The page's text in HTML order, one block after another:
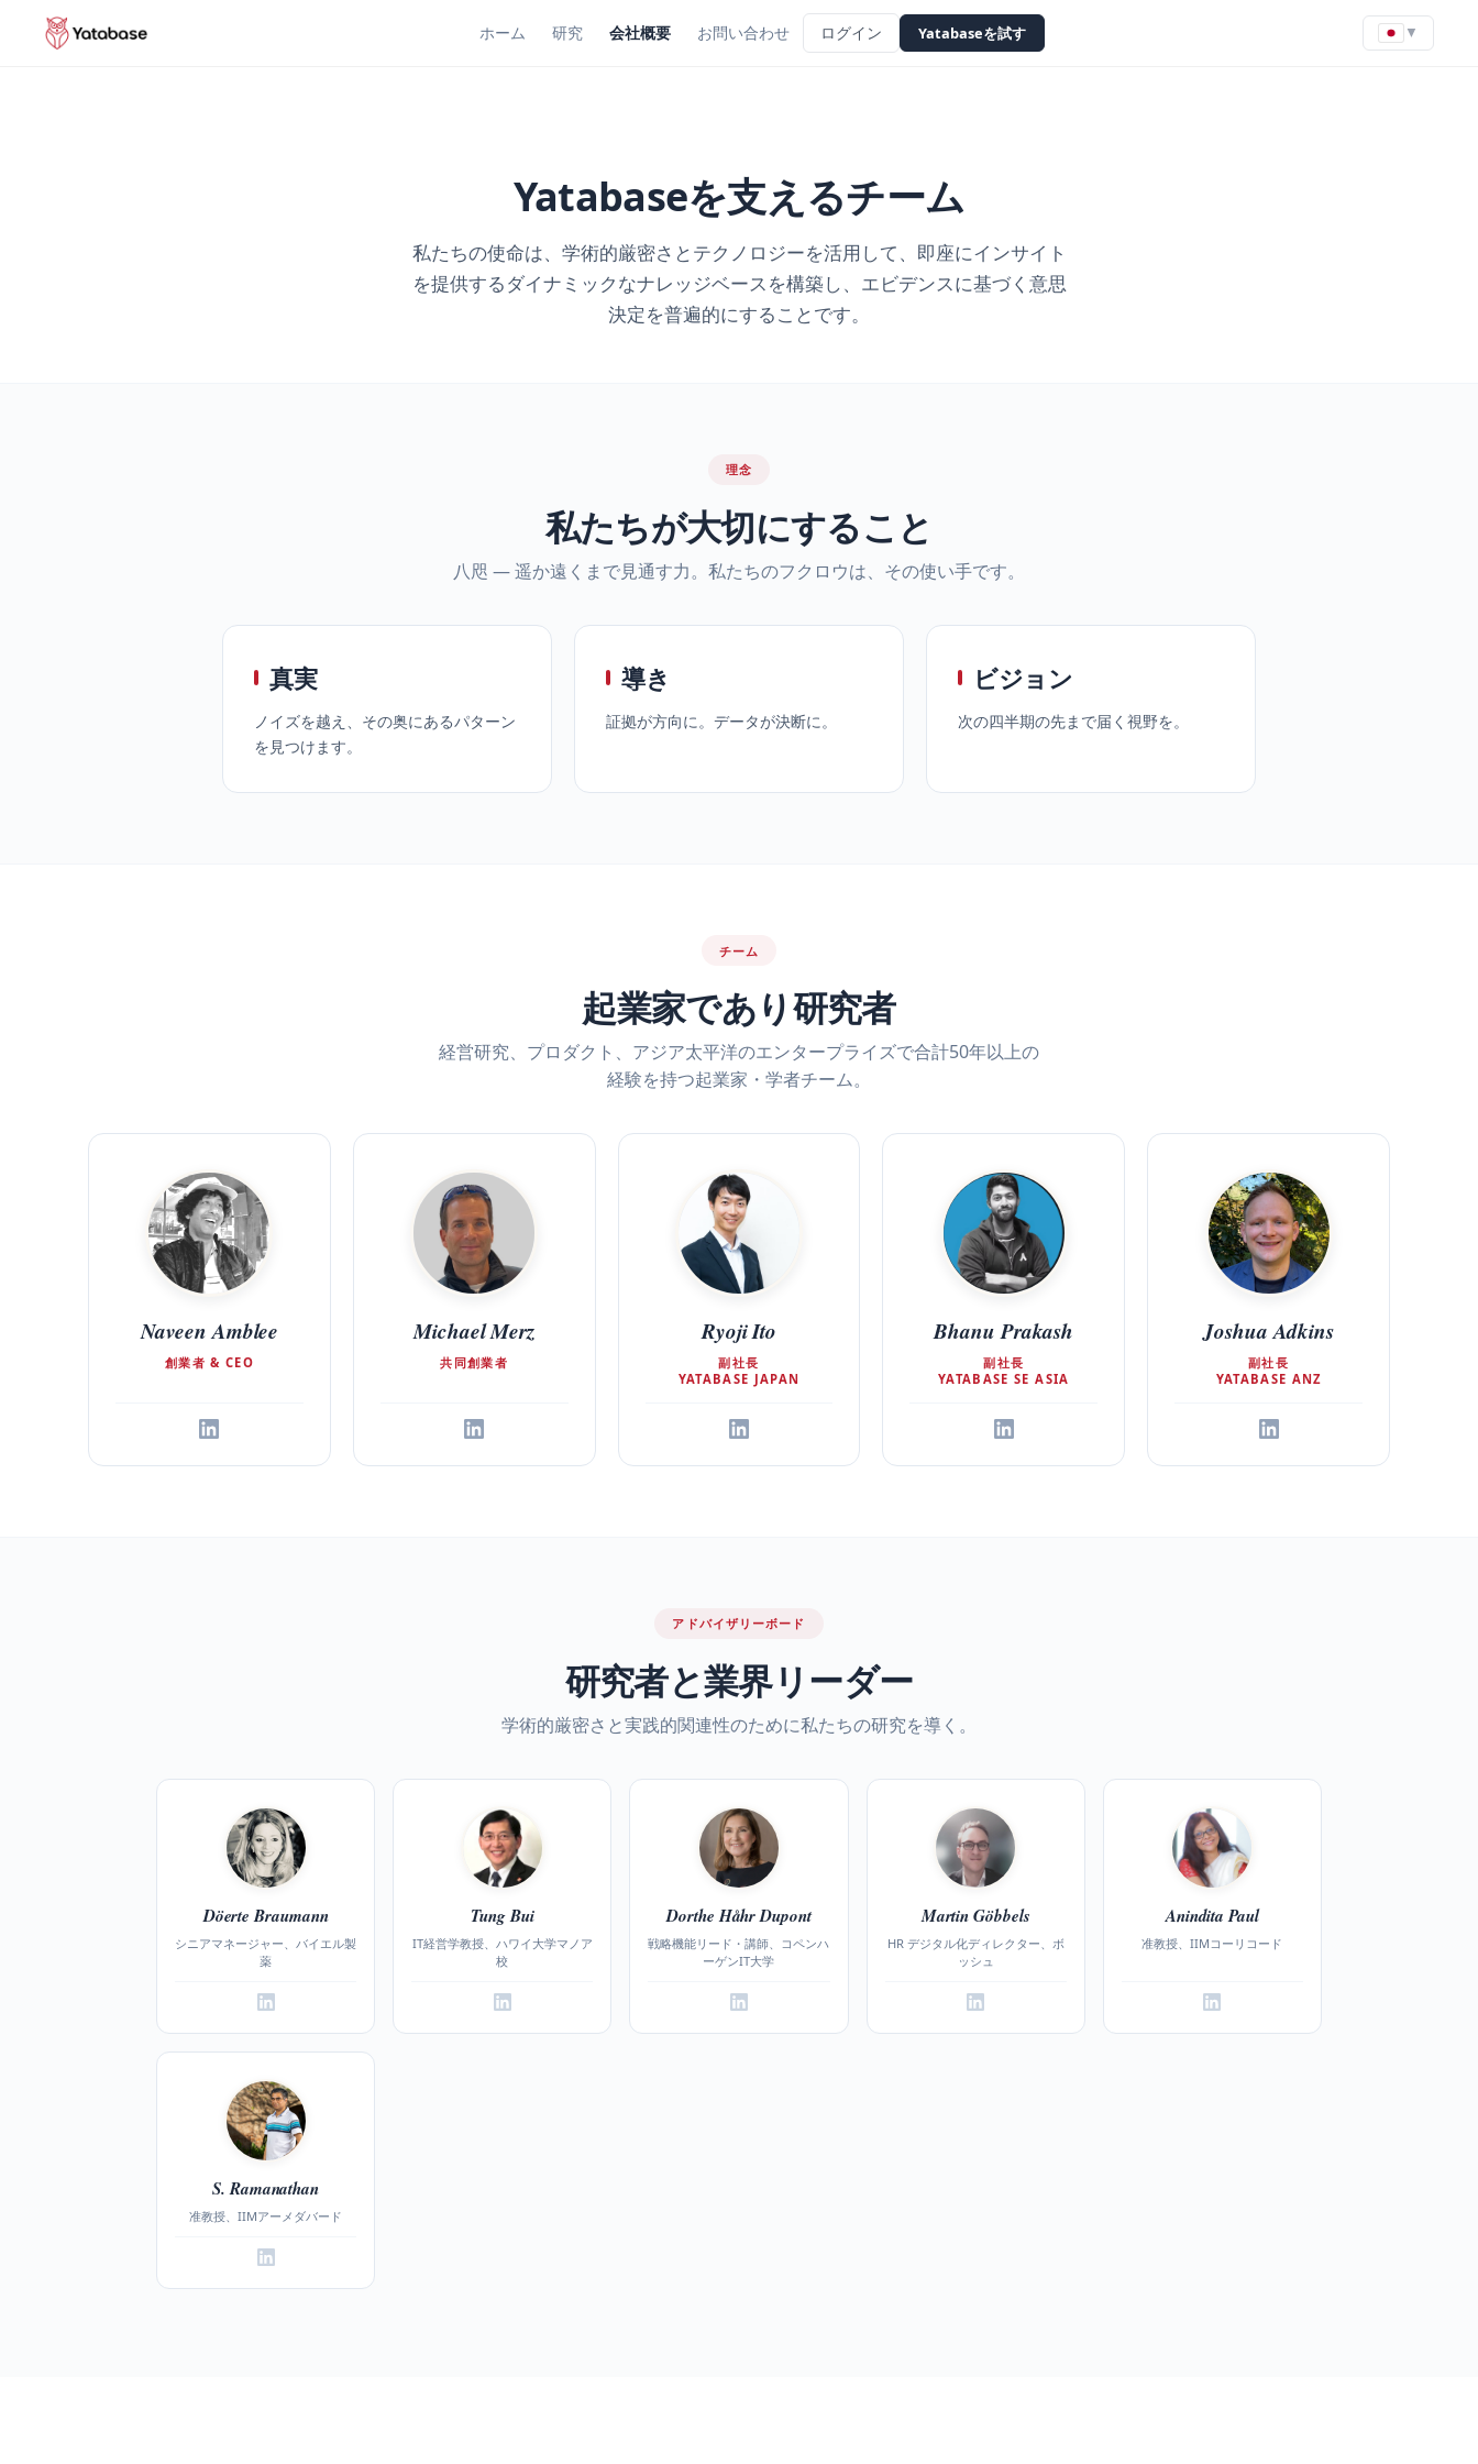
ホーム 研究 会社概要 お問い合わせ ログイン Yatabaseを試す ▼
Yatabaseを支えるチーム
私たちの使命は、学術的厳密さとテクノロジーを活用して、即座にインサイト
を提供するダイナミックなナレッジベースを構築し、エビデンスに基づく意思
決定を普遍的にすることです。
理念
私たちが大切にすること
八咫 — 遥か遠くまで見通す力。私たちのフクロウは、その使い手です。
真実
ノイズを越え、その奥にあるパターン
を見つけます。
導き
証拠が方向に。データが決断に。
ビジョン
次の四半期の先まで届く視野を。
チーム
起業家であり研究者
経営研究、プロダクト、アジア太平洋のエンタープライズで合計50年以上の
経験を持つ起業家・学者チーム。
Naveen Amblee
創業者 & CEO
Michael Merz
共同創業者
Ryoji Ito
副社長
YATABASE JAPAN
Bhanu Prakash
副社長
YATABASE SE ASIA
Joshua Adkins
副社長
YATABASE ANZ
アドバイザリーボード
研究者と業界リーダー
学術的厳密さと実践的関連性のために私たちの研究を導く。
Döerte Braumann
シニアマネージャー、バイエル製
薬
Tung Bui
IT経営学教授、ハワイ大学マノア
校
Dorthe Håhr Dupont
戦略機能リード・講師、コペンハ
ーゲンIT大学
Martin Göbbels
HR デジタル化ディレクター、ボ
ッシュ
Anindita Paul
准教授、IIMコーリコード
S. Ramanathan
准教授、IIMアーメダバード